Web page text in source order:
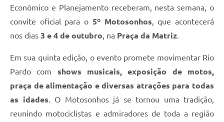
Editais
Telefones Úteis
Transparência
Econômico e Planejamento receberam, nesta semana, o
convite oficial para o 5º Motosonhos, que acontecerá
nos dias 3 e 4 de outubro, na Praça da Matriz.
Em sua quinta edição, o evento promete movimentar Rio
Pardo com shows musicais, exposição de motos,
praça de alimentação e diversas atrações para todas
as idades. O Motosonhos já se tornou uma tradição,
reunindo motociclistas e admiradores de toda a região